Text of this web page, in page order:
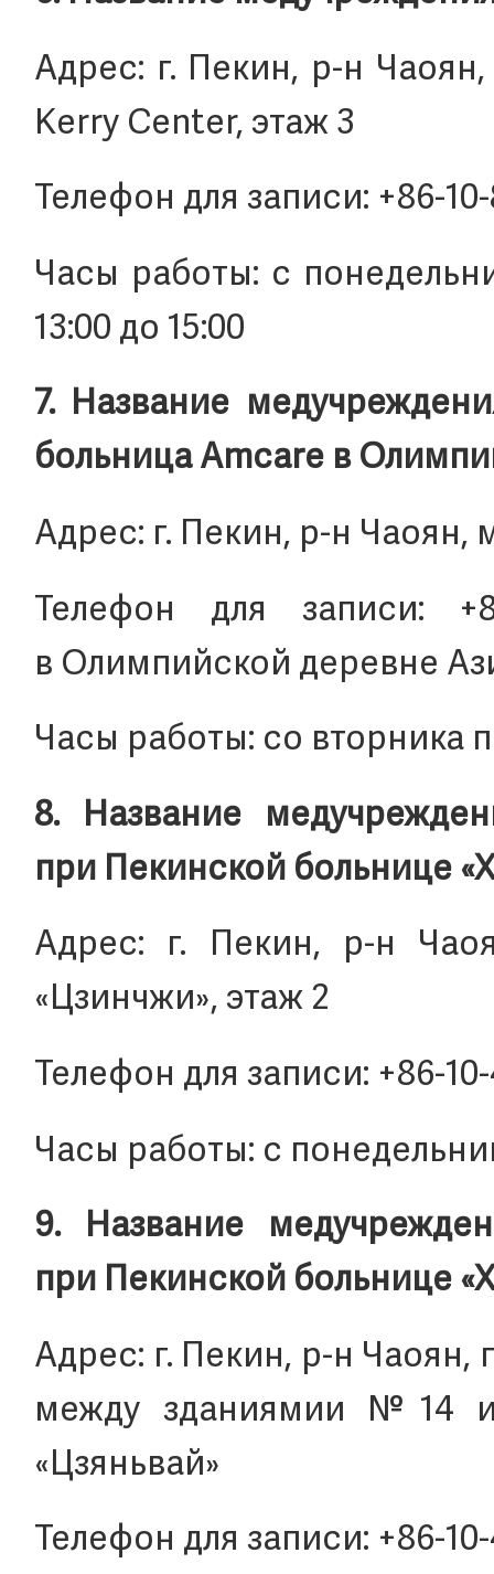
Адрес: г. Пекин, р-н Чаоян,
Kerry Center, этаж 3
Телефон для записи: +86-
Часы работы: с
13:00 до 15:00
7. Название
больница Amcare в
Адрес: г. Пекин, р-н Чаоян,
Телефон для записи:
в Олимпийской деревне
Часы работы: со вторника
8. Название
при Пекинской больнице
Адрес: г. Пекин, р-н
«Цзинчжи», этаж 2
Телефон для записи: +86-
Часы работы: с
9. Название
при Пекинской больнице
Адрес: г. Пекин, р-н Чаоян,
между зданиямии №14
«Цзяньвай»
Телефон для записи: +86-